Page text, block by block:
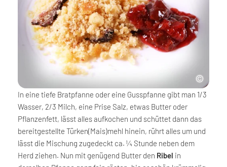
In eine tiefe Bratpfanne oder eine Gusspfanne gibt man 1/3
Wasser, 2/3 Milch, eine Prise Salz, etwas Butter oder
Pflanzenfett, lässt alles aufkochen und schüttet dann das
bereitgestellte Türken(Mais)mehl hinein, rührt alles um und
lässt die Mischung zugedeckt ca. ¼ Stunde neben dem
Herd ziehen. Nun mit genügend Butter den Ribel in